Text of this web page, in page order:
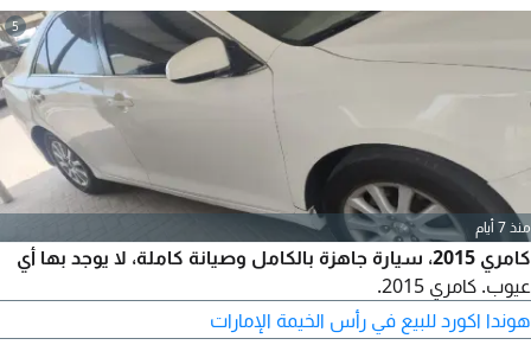
5
منذ 7 أيام
كامري 2015، سيارة جاهزة بالكامل وصيانة كاملة، لا يوجد بها أي
عيوب. كامري 2015.
هوندا اكورد للبيع في رأس الخيمة الإمارات